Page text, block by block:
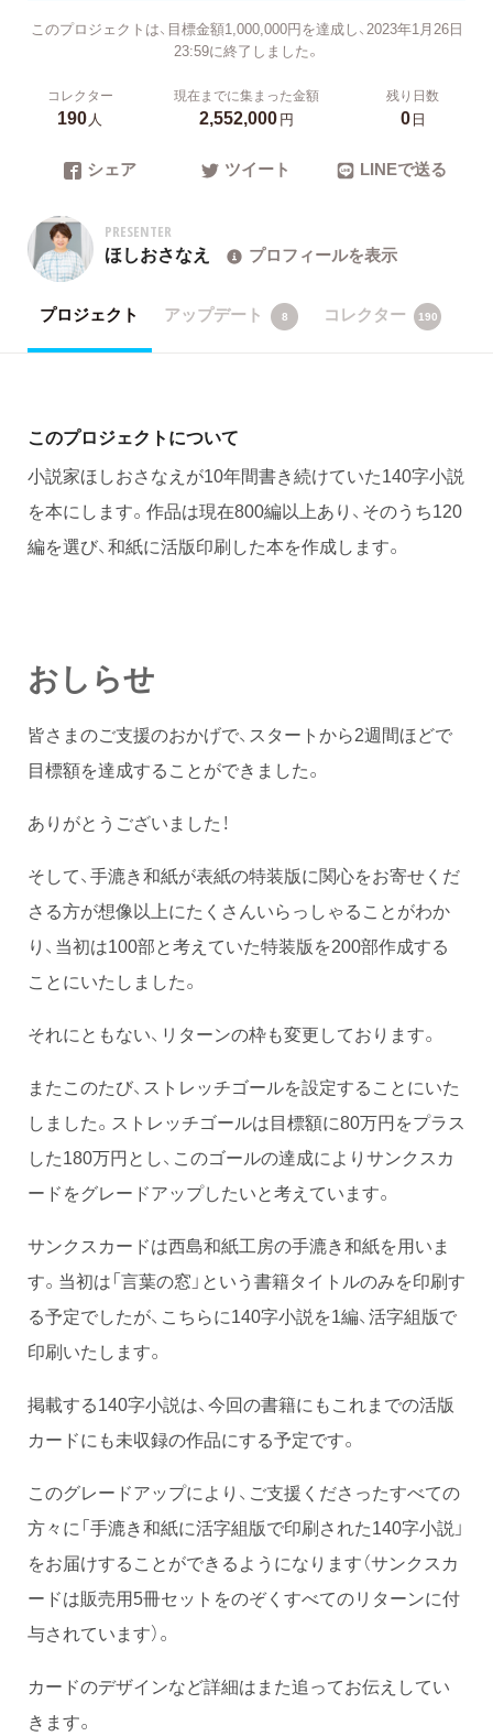
このプロジェクトは、目標金額1,000,000円を達成し、2023年1月26日
23:59に終了しました。
コレクター
190人
現在までに集まった金額
2,552,000円
残り日数
0日
シェア ツイート LINEで送る
PRESENTER
ほしおさなえ プロフィールを表示
プロジェクト アップデート 8 コレクター 190
このプロジェクトについて
小説家ほしおさなえが10年間書き続けていた140字小説
を本にします。作品は現在800編以上あり、そのうち120
編を選び、和紙に活版印刷した本を作成します。
おしらせ
皆さまのご支援のおかげで、スタートから2週間ほどで
目標額を達成することができました。
ありがとうございました！
そして、手漉き和紙が表紙の特装版に関心をお寄せくだ
さる方が想像以上にたくさんいらっしゃることがわか
り、当初は100部と考えていた特装版を200部作成する
ことにいたしました。
それにともない、リターンの枠も変更しております。
またこのたび、ストレッチゴールを設定することにいた
しました。ストレッチゴールは目標額に80万円をプラス
した180万円とし、このゴールの達成によりサンクスカ
ードをグレードアップしたいと考えています。
サンクスカードは西島和紙工房の手漉き和紙を用いま
す。当初は「言葉の窓」という書籍タイトルのみを印刷す
る予定でしたが、こちらに140字小説を1編、活字組版で
印刷いたします。
掲載する140字小説は、今回の書籍にもこれまでの活版
カードにも未収録の作品にする予定です。
このグレードアップにより、ご支援くださったすべての
方々に「手漉き和紙に活字組版で印刷された140字小説」
をお届けすることができるようになります（サンクスカ
ードは販売用5冊セットをのぞくすべてのリターンに付
与されています）。
カードのデザインなど詳細はまた追ってお伝えしてい
きます。